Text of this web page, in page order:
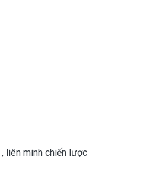
, liên minh chiến lược